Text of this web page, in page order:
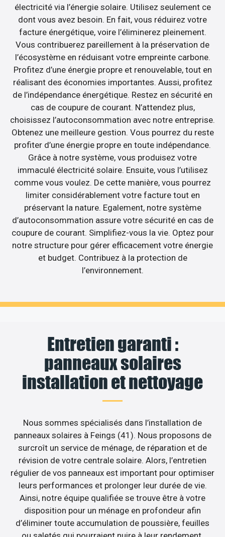
électricité via l’énergie solaire. Utilisez seulement ce
dont vous avez besoin. En fait, vous réduirez votre
facture énergétique, voire l’éliminerez pleinement.
Vous contribuerez pareillement à la préservation de
l’écosystème en réduisant votre empreinte carbone.
Profitez d’une énergie propre et renouvelable, tout en
réalisant des économies importantes. Aussi, profitez
de l’indépendance énergétique. Restez en sécurité en
cas de coupure de courant. N’attendez plus,
choisissez l’autoconsommation avec notre entreprise.
Obtenez une meilleure gestion. Vous pourrez du reste
profiter d’une énergie propre en toute indépendance.
Grâce à notre système, vous produisez votre
immaculé électricité solaire. Ensuite, vous l’utilisez
comme vous voulez. De cette manière, vous pourrez
limiter considérablement votre facture tout en
préservant la nature. Egalement, notre système
d’autoconsommation assure votre sécurité en cas de
coupure de courant. Simplifiez-vous la vie. Optez pour
notre structure pour gérer efficacement votre énergie
et budget. Contribuez à la protection de
l’environnement.
Entretien garanti :
panneaux solaires
installation et nettoyage
Nous sommes spécialisés dans l’installation de
panneaux solaires à Feings (41). Nous proposons de
surcroît un service de ménage, de réparation et de
révision de votre centrale solaire. Alors, l’entretien
régulier de vos panneaux est important pour optimiser
leurs performances et prolonger leur durée de vie.
Ainsi, notre équipe qualifiée se trouve être à votre
disposition pour un ménage en profondeur afin
d’éliminer toute accumulation de poussière, feuilles